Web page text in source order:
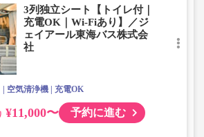
3列独立シート【トイレ付｜
充電OK｜Wi-Fiあり】／ジ
ェイアール東海バス株式会
社
空気清浄機 充電OK
¥11,000〜 予約に進む